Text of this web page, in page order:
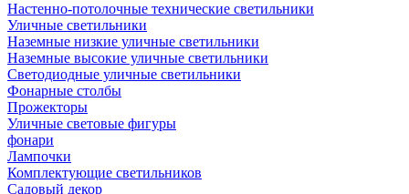
Настенно-потолочные технические светильники
Уличные светильники
Наземные низкие уличные светильники
Наземные высокие уличные светильники
Светодиодные уличные светильники
Фонарные столбы
Прожекторы
Уличные световые фигуры
фонари
Лампочки
Комплектующие светильников
Садовый декор